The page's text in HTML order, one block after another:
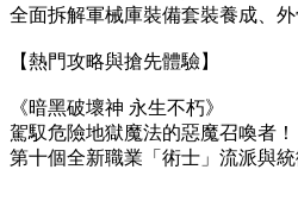
全面拆解軍械庫裝備套裝養成、
【熱門攻略與搶先體驗】
《暗黑破壞神 永生不朽》
駕馭危險地獄魔法的惡魔召喚者！
第十個全新職業「術士」流派與